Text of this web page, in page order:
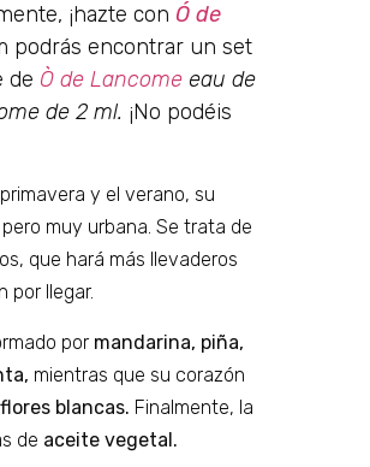
¡hazte con Ó de
podrás encontrar un set
de Ò de Lancome eau de
de 2 ml. ¡No podéis
y el verano, su
pero muy urbana. Se trata de
que hará más llevaderos
por llegar.
por mandarina, piña,
mientras que su corazón
flores blancas. Finalmente, la
de aceite vegetal.